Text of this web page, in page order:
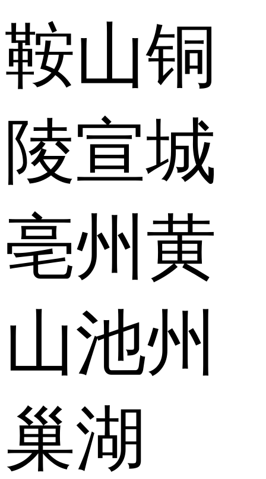
鞍山铜
陵宣城
亳州 黄
山池州
巢湖